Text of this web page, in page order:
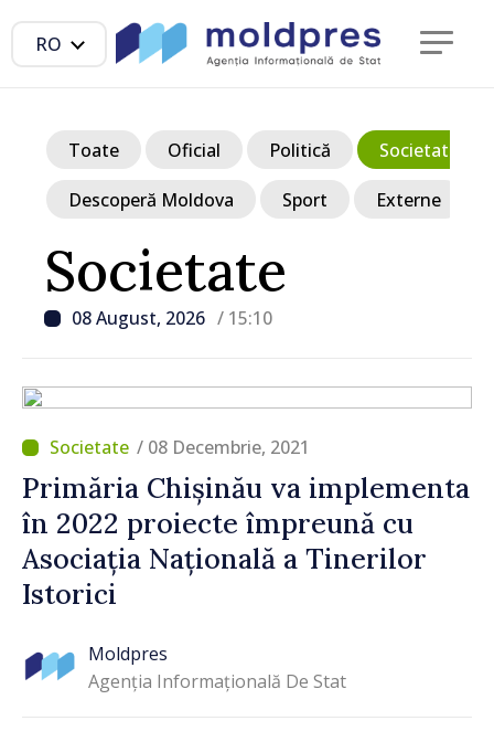
RO
Societate
08 August, 2026 / 15:10
Toate Oficial Politică Societate
Descoperă Moldova Sport Externe
/ 08 Decembrie, 2021
Primăria Chișinău va implementa
în 2022 proiecte împreună cu
Asociația Națională a Tinerilor
Istorici
Moldpres
Agenția Informațională De Stat